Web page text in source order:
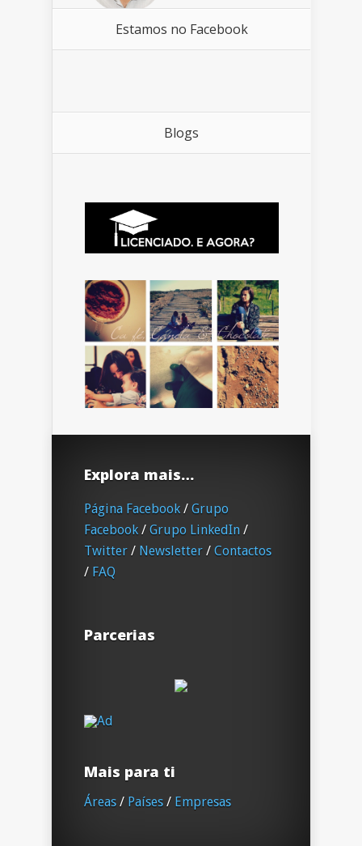
Estamos no Facebook
Blogs
Explora mais…
Página Facebook / Grupo
Facebook / Grupo LinkedIn /
Twitter / Newsletter / Contactos
/ FAQ
Parcerias
Mais para ti
Áreas / Países / Empresas